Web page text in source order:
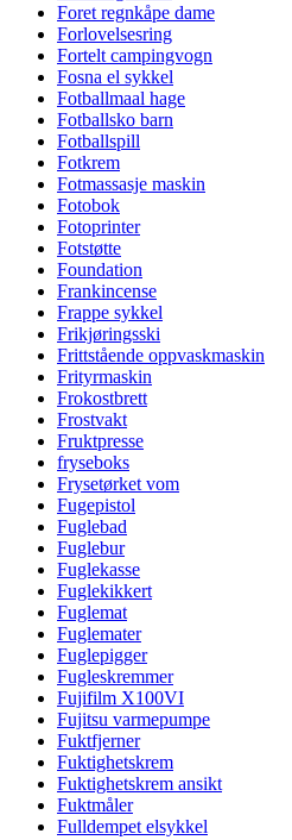
Foret regnkåpe dame
Forlovelsesring
Fortelt campingvogn
Fosna el sykkel
Fotballmaal hage
Fotballsko barn
Fotballspill
Fotkrem
Fotmassasje maskin
Fotobok
Fotoprinter
Fotstøtte
Foundation
Frankincense
Frappe sykkel
Frikjøringsski
Frittstående oppvaskmaskin
Frityrmaskin
Frokostbrett
Frostvakt
Fruktpresse
fryseboks
Frysetørket vom
Fugepistol
Fuglebad
Fuglebur
Fuglekasse
Fuglekikkert
Fuglemat
Fuglemater
Fuglepigger
Fugleskremmer
Fujifilm X100VI
Fujitsu varmepumpe
Fuktfjerner
Fuktighetskrem
Fuktighetskrem ansikt
Fuktmåler
Fulldempet elsykkel